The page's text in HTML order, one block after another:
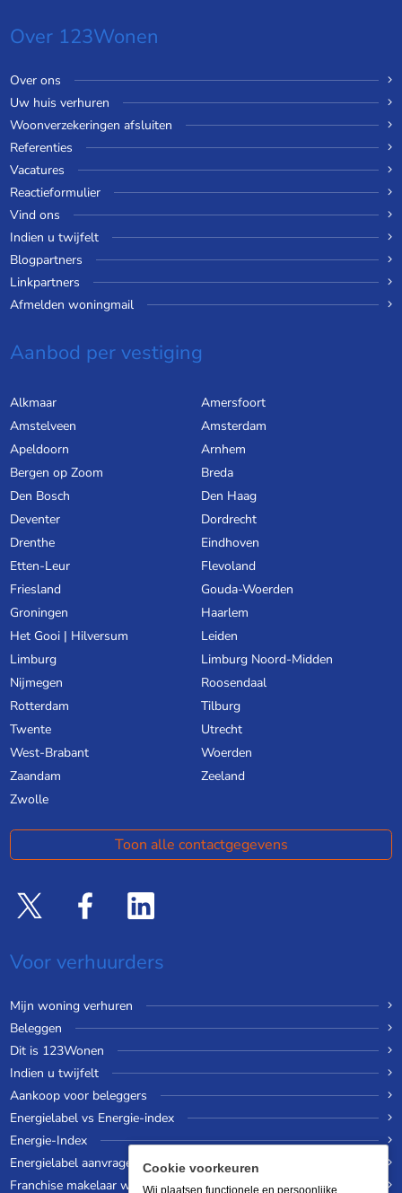
Over 123Wonen
Over ons
Uw huis verhuren
Woonverzekeringen afsluiten
Referenties
Vacatures
Reactieformulier
Vind ons
Indien u twijfelt
Blogpartners
Linkpartners
Afmelden woningmail
Aanbod per vestiging
Alkmaar
Amersfoort
Amstelveen
Amsterdam
Apeldoorn
Arnhem
Bergen op Zoom
Breda
Den Bosch
Den Haag
Deventer
Dordrecht
Drenthe
Eindhoven
Etten-Leur
Flevoland
Friesland
Gouda-Woerden
Groningen
Haarlem
Het Gooi | Hilversum
Leiden
Limburg
Limburg Noord-Midden
Nijmegen
Roosendaal
Rotterdam
Tilburg
Twente
Utrecht
West-Brabant
Woerden
Zaandam
Zeeland
Zwolle
Toon alle contactgegevens
Voor verhuurders
Mijn woning verhuren
Beleggen
Dit is 123Wonen
Indien u twijfelt
Aankoop voor beleggers
Energielabel vs Energie-index
Energie-Index
Energielabel aanvragen
Franchise makelaar worden
Cookie voorkeuren
Wij plaatsen functionele en persoonlijke